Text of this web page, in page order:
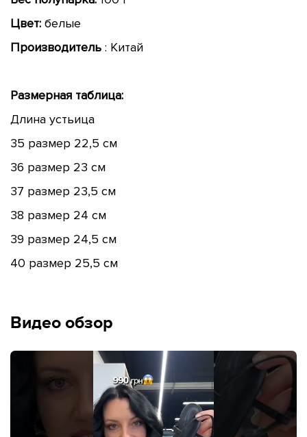
Цвет: белые
Производитель : Китай
Размерная таблица:
Длина устьица
35 размер 22,5 см
36 размер 23 см
37 размер 23,5 см
38 размер 24 см
39 размер 24,5 см
40 размер 25,5 см
Видео обзор